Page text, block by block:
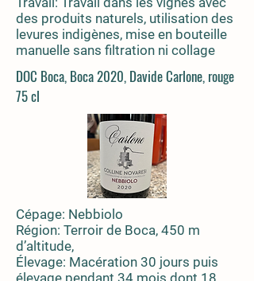
des produits naturels, utilisation des
levures indigènes, mise en bouteille
manuelle sans filtration ni collage
DOC Boca, Boca 2020, Davide Carlone, rouge
75 cl
Cépage: Nebbiolo
Région: Terroir de Boca, 450 m
d’altitude,
Élevage: Macération 30 jours puis
élevage pendant 34 mois dont 18